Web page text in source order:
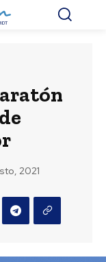
2021